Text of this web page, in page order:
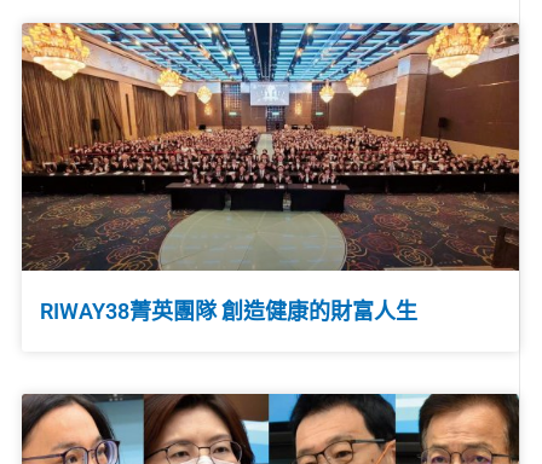
RIWAY38菁英團隊 創造健康的財富人生